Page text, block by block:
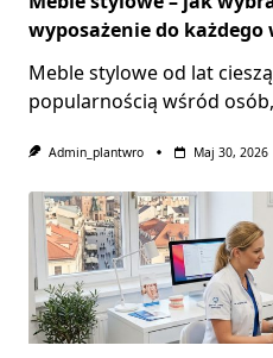
wyposażenie do każdego
Meble stylowe od lat
popularnością wśród osób,
Admin_plantwro Maj 30, 2026